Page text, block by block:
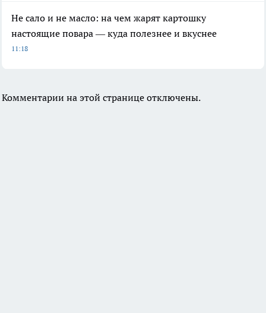
Не сало и не масло: на чем жарят картошку
настоящие повара — куда полезнее и вкуснее
11:18
Комментарии на этой странице отключены.